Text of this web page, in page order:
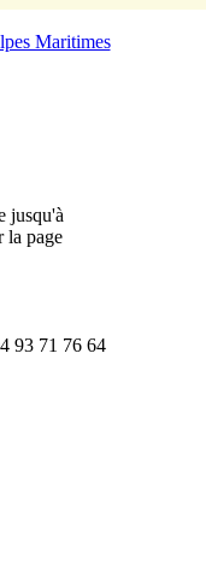
Maritimes
jusqu'à
la page
93 71 76 64